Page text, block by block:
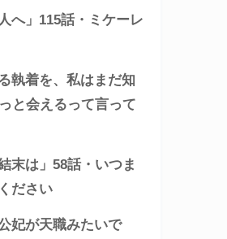
へ」115話・ミケーレ
執着を、私はまだ知
と会えるって言って
末は」58話・いつま
ださい
妃が天職みたいで